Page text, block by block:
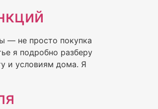
— не просто покупка
я подробно разберу
и условиям дома. Я